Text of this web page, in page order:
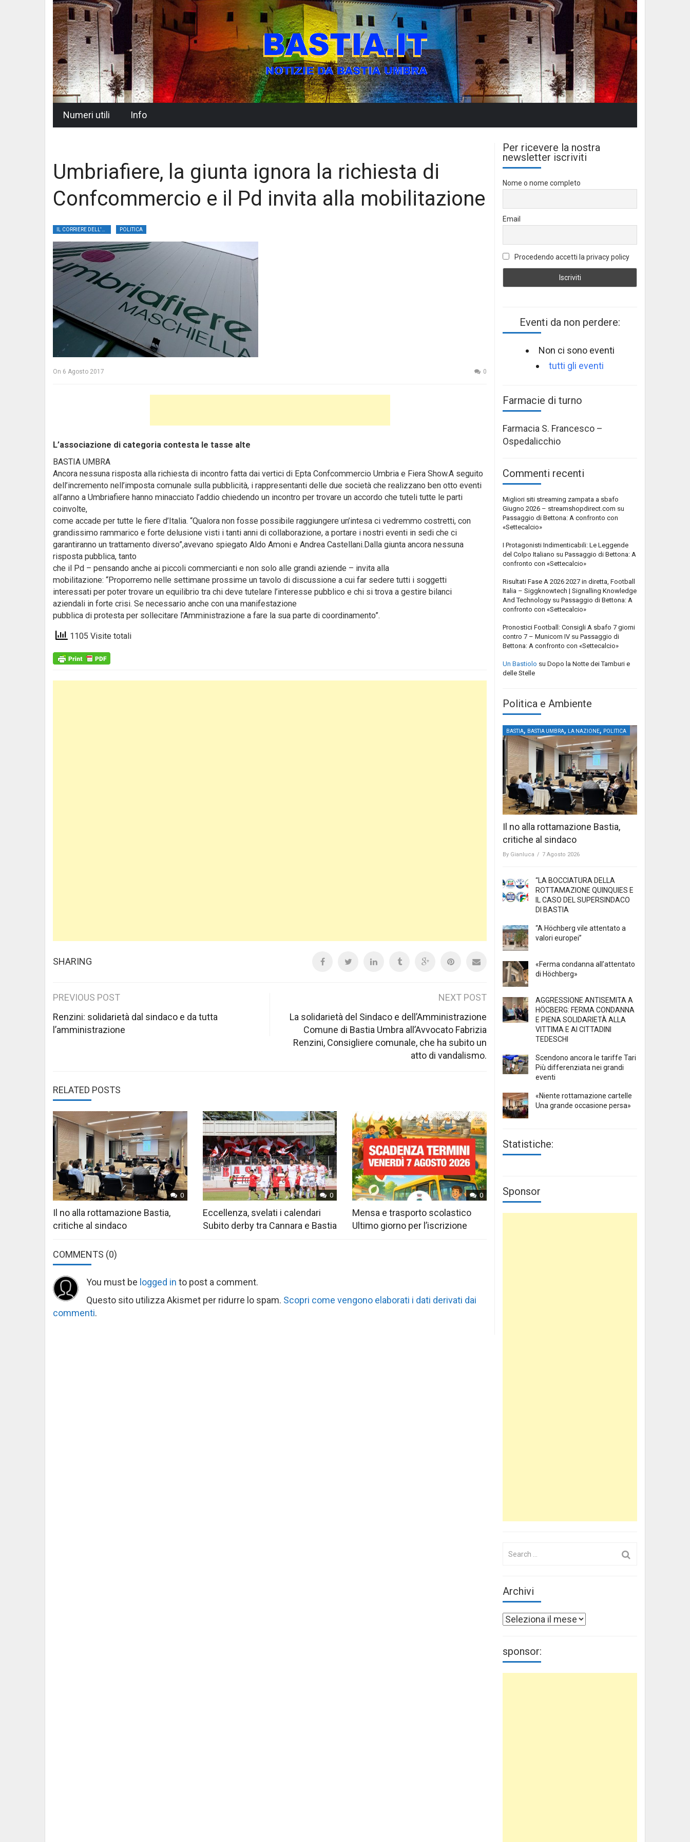
Numeri utili Info
Umbriafiere, la giunta ignora la richiesta di
Confcommercio e il Pd invita alla mobilitazione
POLITICA
On 6 Agosto 2017 0
L’associazione di categoria contesta le tasse alte
BASTIA UMBRA
Ancora nessuna risposta alla richiesta di incontro fatta dai vertici di Epta Confcommercio Umbria e Fiera Show.A seguito
dell’incremento nell’imposta comunale sulla pubblicità, i rappresentanti delle due società che realizzano ben otto eventi
all’anno a Umbriafiere hanno minacciato l’addio chiedendo un incontro per trovare un accordo che tuteli tutte le parti
coinvolte,
come accade per tutte le fiere d’Italia. “Qualora non fosse possibile raggiungere un’intesa ci vedremmo costretti, con
grandissimo rammarico e forte delusione visti i tanti anni di collaborazione, a portare i nostri eventi in sedi che ci
garantiranno un trattamento diverso”,avevano spiegato Aldo Amoni e Andrea Castellani.Dalla giunta ancora nessuna
risposta pubblica, tanto
che il Pd – pensando anche ai piccoli commercianti e non solo alle grandi aziende – invita alla
mobilitazione: “Proporremo nelle settimane prossime un tavolo di discussione a cui far sedere tutti i soggetti
interessati per poter trovare un equilibrio tra chi deve tutelare l’interesse pubblico e chi si trova a gestire bilanci
aziendali in forte crisi. Se necessario anche con una manifestazione
pubblica di protesta per sollecitare l’Amministrazione a fare la sua parte di coordinamento”.
1105 Visite totali
SHARING
Post
navigation
PREVIOUS POST
Renzini: solidarietà dal sindaco e da tutta
l’amministrazione
NEXT POST
La solidarietà del Sindaco e dell’Amministrazione
Comune di Bastia Umbra all’Avvocato Fabrizia
Renzini, Consigliere comunale, che ha subito un
atto di vandalismo.
RELATED POSTS
0
Il no alla rottamazione Bastia,
critiche al sindaco
0
Eccellenza, svelati i calendari
Subito derby tra Cannara e Bastia
0
Mensa e trasporto scolastico
Ultimo giorno per l’iscrizione
COMMENTS (0)
You must be logged in to post a comment.
Questo sito utilizza Akismet per ridurre lo spam. Scopri come vengono elaborati i dati derivati dai
commenti.
Per ricevere la nostra
newsletter iscriviti
Nome o nome completo
Email
Procedendo accetti la privacy policy
Eventi da non perdere:
Non ci sono eventi
tutti gli eventi
Farmacie di turno
Farmacia S. Francesco –
Ospedalicchio
Commenti recenti
Migliori siti streaming zampata a sbafo
Giugno 2026 – streamshopdirect.com su
Passaggio di Bettona: A confronto con
«Settecalcio»
I Protagonisti Indimenticabili: Le Leggende
del Colpo Italiano su Passaggio di Bettona: A
confronto con «Settecalcio»
Risultati Fase A 2026 2027 in diretta, Football
Italia – Siggknowtech | Signalling Knowledge
And Technology su Passaggio di Bettona: A
confronto con «Settecalcio»
Pronostici Football: Consigli A sbafo 7 giorni
contro 7 – Municorn IV su Passaggio di
Bettona: A confronto con «Settecalcio»
Un Bastiolo su Dopo la Notte dei Tamburi e
delle Stelle
Politica e Ambiente
BASTIA, BASTIA UMBRA, LA NAZIONE, POLITICA
Il no alla rottamazione Bastia,
critiche al sindaco
By Gianluca / 7 Agosto 2026
“LA BOCCIATURA DELLA
ROTTAMAZIONE QUINQUIES E
IL CASO DEL SUPERSINDACO
DI BASTIA
“A Höchberg vile attentato a
valori europei”
«Ferma condanna all’attentato
di Höchberg»
AGGRESSIONE ANTISEMITA A
HÖCBERG: FERMA CONDANNA
E PIENA SOLIDARIETÀ ALLA
VITTIMA E AI CITTADINI
TEDESCHI
Scendono ancora le tariffe Tari
Più differenziata nei grandi
eventi
«Niente rottamazione cartelle
Una grande occasione persa»
Statistiche:
Sponsor
Archivi
Archivi
sponsor: